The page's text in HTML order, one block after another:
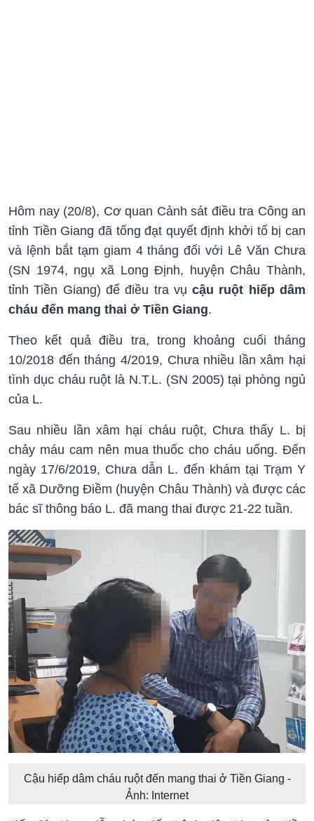
Hôm nay (20/8), Cơ quan Cảnh sát điều tra Công an
tỉnh Tiền Giang đã tống đạt quyết định khởi tố bị can
và lệnh bắt tạm giam 4 tháng đối với Lê Văn Chưa
(SN 1974, ngụ xã Long Định, huyện Châu Thành,
tỉnh Tiền Giang) để điều tra vụcậu ruột hiếp dâm
cháu đến mang thai ở Tiền Giang.
Theo kết quả điều tra, trong khoảng cuối tháng
10/2018 đến tháng 4/2019, Chưa nhiều lần xâm hại
tình dục cháu ruột là N.T.L. (SN 2005) tại phòng ngủ
của L.
Sau nhiều lần xâm hại cháu ruột, Chưa thấy L. bị
chảy máu cam nên mua thuốc cho cháu uống. Đến
ngày 17/6/2019, Chưa dẫn L. đến khám tại Trạm Y
tế xã Dưỡng Điềm (huyện Châu Thành) và được các
bác sĩ thông báo L. đã mang thai được 21-22 tuần.
Cậu hiếp dâm cháu ruột đến mang thai ở Tiền Giang -
Ảnh: Internet